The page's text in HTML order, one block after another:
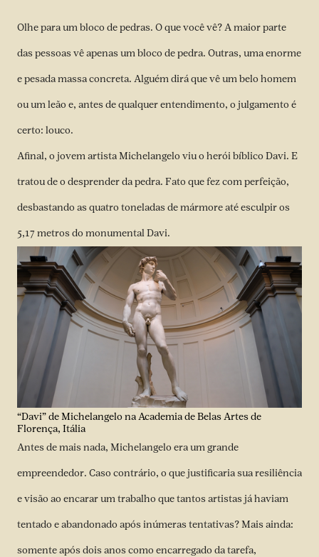
Olhe para um bloco de pedras. O que você vê? A maior parte
das pessoas vê apenas um bloco de pedra. Outras, uma enorme
e pesada massa concreta. Alguém dirá que vê um belo homem
ou um leão e, antes de qualquer entendimento, o julgamento é
certo: louco.
Afinal, o jovem artista Michelangelo viu o herói bíblico Davi. E
tratou de o desprender da pedra. Fato que fez com perfeição,
desbastando as quatro toneladas de mármore até esculpir os
5,17 metros do monumental Davi.
“Davi” de Michelangelo na Academia de Belas Artes de
Florença, Itália
Antes de mais nada, Michelangelo era um grande
empreendedor. Caso contrário, o que justificaria sua resiliência
e visão ao encarar um trabalho que tantos artistas já haviam
tentado e abandonado após inúmeras tentativas? Mais ainda:
somente após dois anos como encarregado da tarefa,